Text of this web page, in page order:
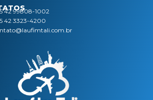
42 99808-1002
42 3323-4200